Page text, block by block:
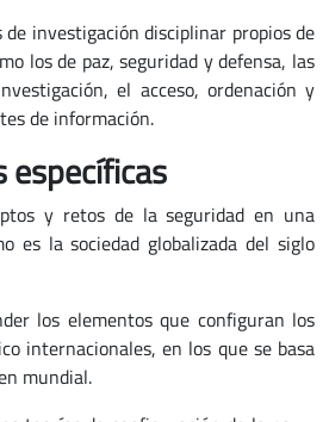
investigación disciplinar propios de
los de paz, seguridad y defensa, las
el acceso, ordenación y
de información.
específicas
y retos de la seguridad en una
es la sociedad globalizada del siglo
los elementos que configuran los
internacionales, en los que se basa
mundial.